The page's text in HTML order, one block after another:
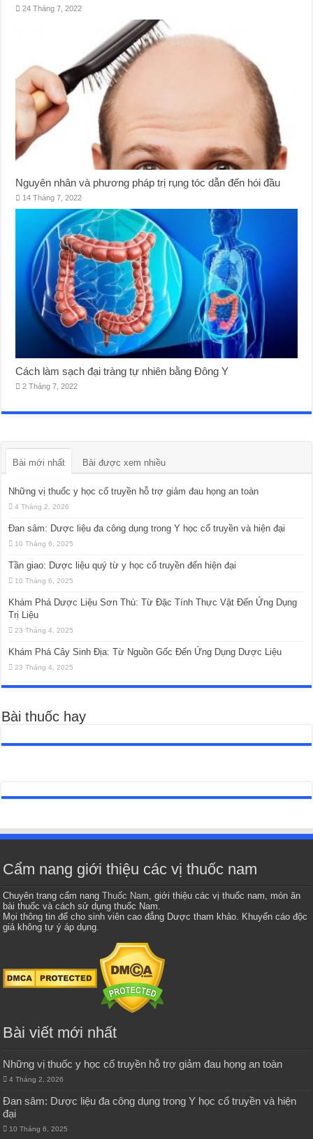
24 Tháng 7, 2022
Nguyên nhân và phương pháp trị rụng tóc dẫn đến hói đầu
14 Tháng 7, 2022
Cách làm sạch đại tràng tự nhiên bằng Đông Y
2 Tháng 7, 2022
Bài mới nhất Bài được xem nhiều
Những vị thuốc y học cổ truyền hỗ trợ giảm đau họng an toàn
4 Tháng 2, 2026
Đan sâm: Dược liệu đa công dụng trong Y học cổ truyền và hiện đại
10 Tháng 6, 2025
Tần giao: Dược liệu quý từ y học cổ truyền đến hiện đại
10 Tháng 6, 2025
Khám Phá Dược Liệu Sơn Thù: Từ Đặc Tính Thực Vật Đến Ứng Dụng
Trị Liệu
23 Tháng 4, 2025
Khám Phá Cây Sinh Địa: Từ Nguồn Gốc Đến Ứng Dụng Dược Liệu
23 Tháng 4, 2025
Bài thuốc hay
Cẩm nang giới thiệu các vị thuốc nam
Chuyên trang cẩm nangThuốc Nam, giới thiệu các vị thuốc nam, món ăn
bài thuốc và cách sử dụng thuốc Nam.
Mọi thông tin để cho sinh viên cao đẳng Dược tham khảo. Khuyến cáo độc
giả không tự ý áp dụng.
Bài viết mới nhất
Những vị thuốc y học cổ truyền hỗ trợ giảm đau họng an toàn
4 Tháng 2, 2026
Đan sâm: Dược liệu đa công dụng trong Y học cổ truyền và hiện
đại
10 Tháng 6, 2025